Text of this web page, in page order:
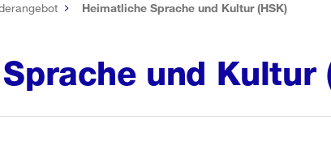
Heimatliche Sprache und Kultur (HSK)
und Kultur